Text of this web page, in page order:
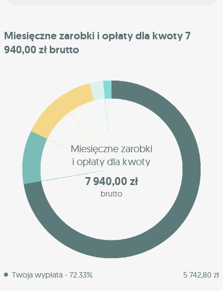
Miesięczne zarobki i opłaty dla kwoty 7
940,00 zł brutto
Miesięczne zarobki
i opłaty dla kwoty
7 940,00 zł
brutto
Twoja wypłata - 72.33% 5 742,80 zł